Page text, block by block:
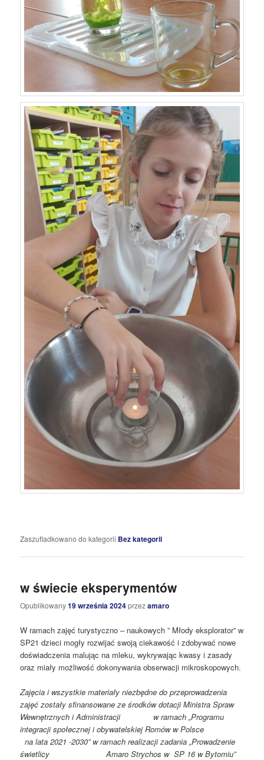
Zaszufladkowano do kategorii Bez kategorii
w świecie eksperymentów
Opublikowany19 września 2024przezamaro
W ramach zajęć turystyczno – naukowych ” Młody eksplorator” w
SP21 dzieci mogły rozwijać swoją ciekawość i zdobywać nowe
doświadczenia malując na mleku, wykrywając kwasy i zasady
oraz miały możliwość dokonywania obserwacji mikroskopowych.
Zajęcia i wszystkie materiały niezbędne do przeprowadzenia
zajęć zostały sfinansowane ze środków dotacji Ministra Spraw
Wewnętrznych i Administracji w ramach „Programu
integracji społecznej i obywatelskiej Romów w Polsce
na lata 2021 -2030” w ramach realizacji zadania „Prowadzenie
świetlicy Amaro Strychos w SP 16 w Bytomiu”